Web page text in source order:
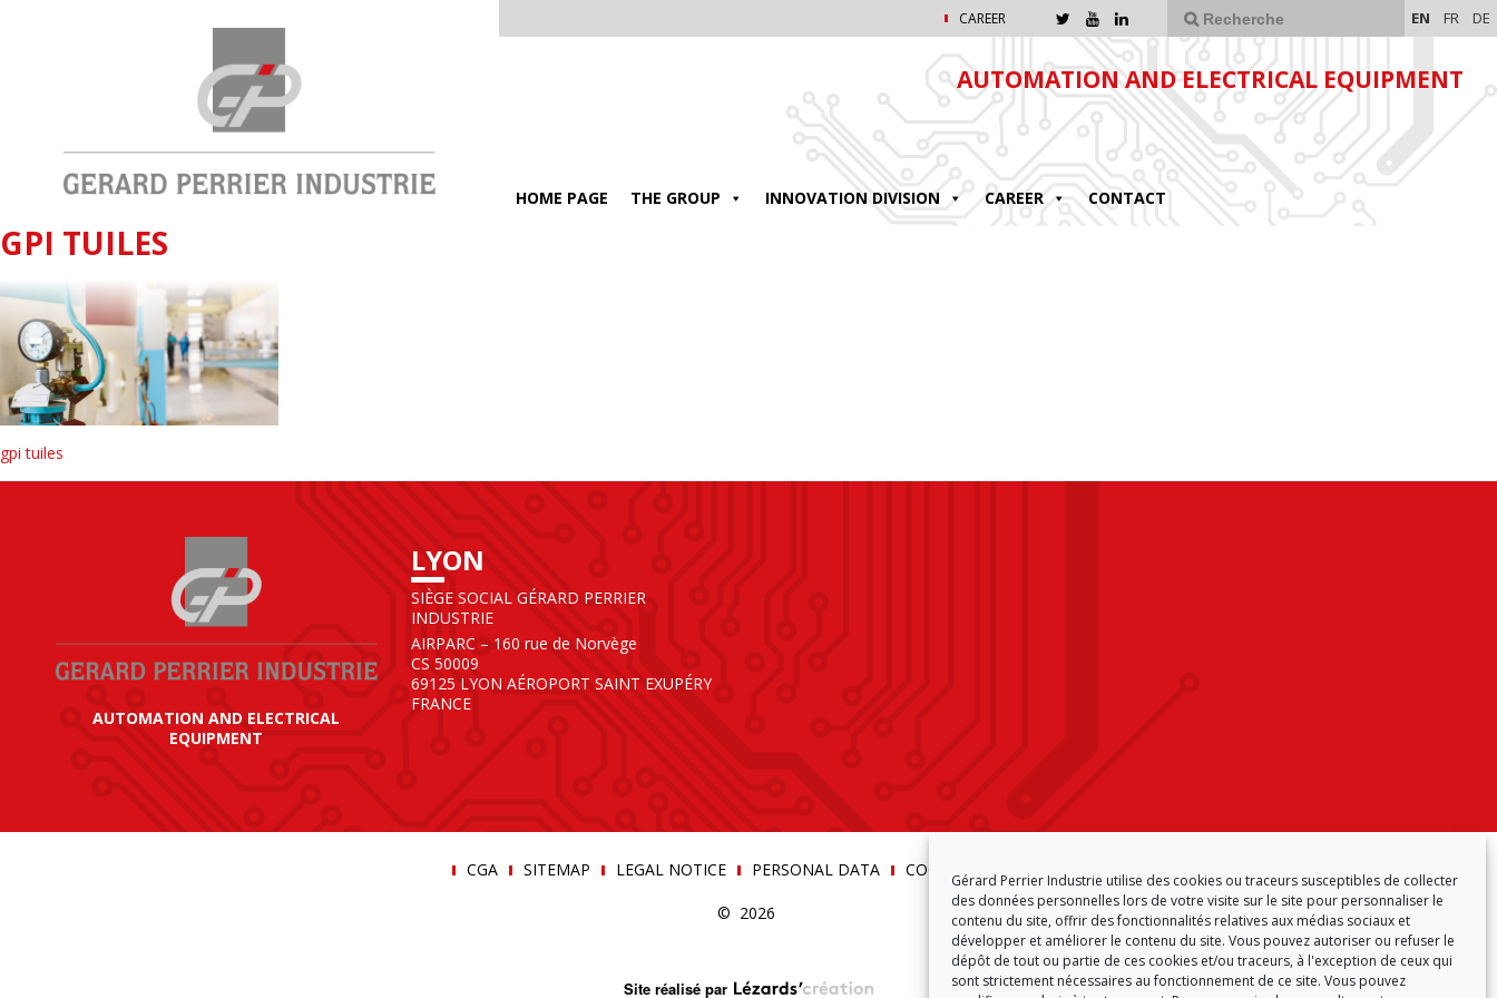
Gérard Perrier Industrie utilise des cookies ou traceurs susceptibles de collecter
des données personnelles lors de votre visite sur le site pour personnaliser le
contenu du site, offrir des fonctionnalités relatives aux médias sociaux et
développer et améliorer le contenu du site. Vous pouvez autoriser ou refuser le
dépôt de tout ou partie de ces cookies et/ou traceurs, à l'exception de ceux qui
sont strictement nécessaires au fonctionnement de ce site. Vous pouvez
CAREER EN FR DE
AUTOMATION AND ELECTRICAL EQUIPMENT
HOME PAGE THE GROUP INNOVATION DIVISION CAREER CONTACT
GPI TUILES
gpi tuiles
AUTOMATION AND ELECTRICAL
EQUIPMENT
LYON
SIÈGE SOCIAL GÉRARD PERRIER
INDUSTRIE
AIRPARC – 160 rue de Norvège
CS 50009
69125 LYON AÉROPORT SAINT EXUPÉRY
FRANCE
CGA SITEMAP LEGAL NOTICE PERSONAL DATA COOKIE POLICY (EU)
© 2026
Site réalisé par